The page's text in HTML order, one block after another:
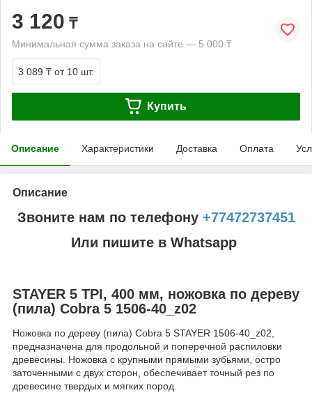
3 120 ₸
Минимальная сумма заказа на сайте — 5 000 ₸
3 089 ₸ от 10 шт.
Купить
Описание Характеристики Доставка Оплата
Описание
Звоните нам по телефону +77472737451
Или пишите в Whatsapp
STAYER 5 TPI, 400 мм, ножовка по дереву
(пила) Cobra 5 1506-40_z02
Ножовка по дереву (пила) Cobra 5 STAYER 1506-40_z02,
предназначена для продольной и поперечной распиловки
древесины. Ножовка с крупными прямыми зубьями, остро
заточенными с двух сторон, обеспечивает точный рез по
древесине твердых и мягких пород.